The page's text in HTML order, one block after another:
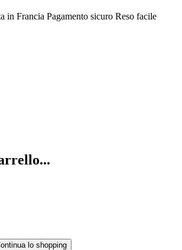
in Francia Pagamento sicuro Reso facile
lo shopping